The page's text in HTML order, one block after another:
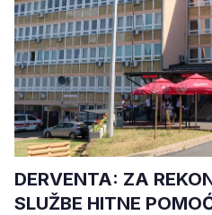
DERVENTA: ZA
SLUŽBE HITNE